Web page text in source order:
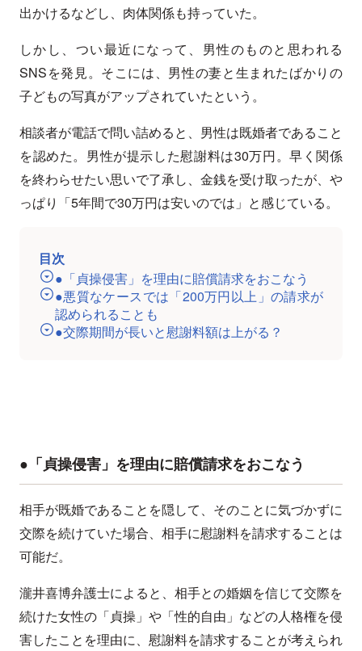
出かけるなどし、肉体関係も持っていた。
しかし、つい最近になって、男性のものと思われる
SNSを発見。そこには、男性の妻と生まれたばかりの
子どもの写真がアップされていたという。
相談者が電話で問い詰めると、男性は既婚者であること
を認めた。男性が提示した慰謝料は30万円。早く関係
を終わらせたい思いで了承し、金銭を受け取ったが、や
っぱり「5年間で30万円は安いのでは」と感じている。
目次
●「貞操侵害」を理由に賠償請求をおこなう
●悪質なケースでは「200万円以上」の請求が
認められることも
●交際期間が長いと慰謝料額は上がる？
●「貞操侵害」を理由に賠償請求をおこなう
相手が既婚であることを隠して、そのことに気づかずに
交際を続けていた場合、相手に慰謝料を請求することは
可能だ。
瀧井喜博弁護士によると、相手との婚姻を信じて交際を
続けた女性の「貞操」や「性的自由」などの人格権を侵
害したことを理由に、慰謝料を請求することが考えられ